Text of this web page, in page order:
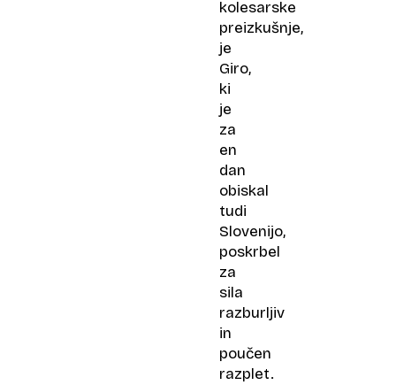
kolesarske
preizkušnje,
je
Giro,
ki
je
za
en
dan
obiskal
tudi
Slovenijo,
poskrbel
za
sila
razburljiv
in
poučen
razplet.